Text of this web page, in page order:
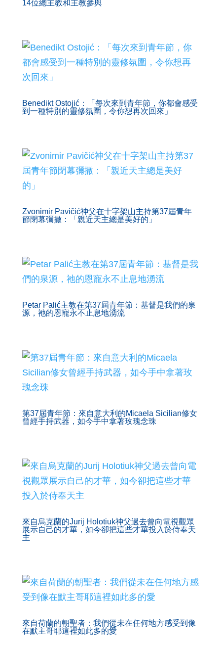
14位總主教和主教參與
Benedikt Ostojić：「每次來到青年節，你都會感受
到一種特別的靈修氛圍，令你想再次回來」
Zvonimir Pavičić神父在十字架山主持第37屆青年
節閉幕彌撒：「親近天主總是美好的」
Petar Palić主教在第37屆青年節：基督是我們的泉
源，祂的恩寵永不止息地湧流
第37屆青年節：來自意大利的Micaela Sicilian修女
曾經手持武器，如今手中拿著玫瑰念珠
來自烏克蘭的Jurij Holotiuk神父過去曾向電視觀眾
展示自己的才華，如今卻把這些才華投入於侍奉天
主
來自荷蘭的朝聖者：我們從未在任何地方感受到像
在默主哥耶這裡如此多的愛